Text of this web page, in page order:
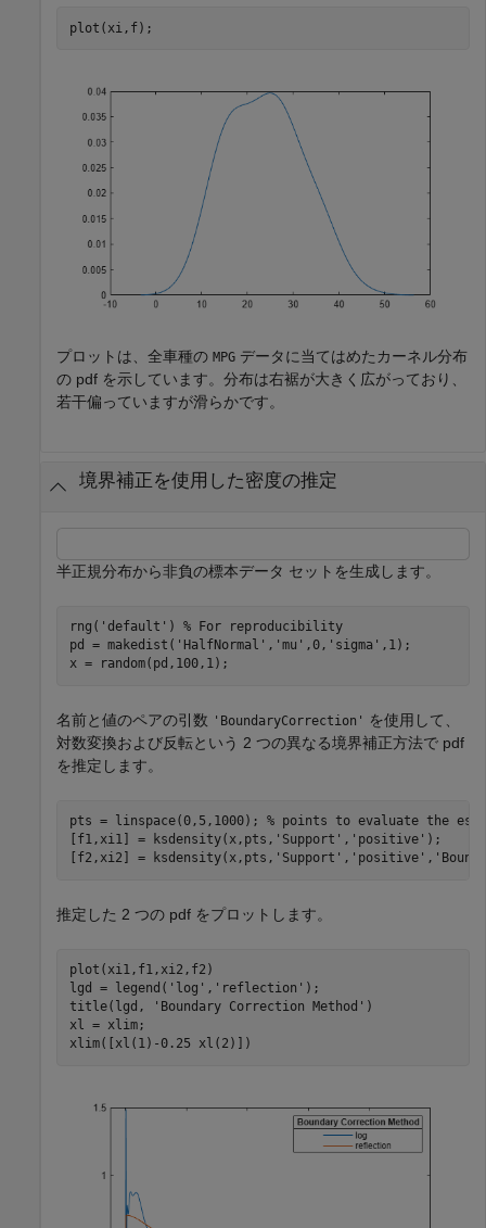
plot(xi,f);
プロットは、全車種の MPG データに当てはめたカーネル分布
の pdf を示しています。分布は右裾が大きく広がっており、
若干偏っていますが滑らかです。
境界補正を使用した密度の推定
半正規分布から非負の標本データ セットを生成します。
rng( 'default' ) % For reproducibility
pd = makedist( 'HalfNormal' , 'mu' ,0, 'sigma' ,1);
x = random(pd,100,1);
名前と値のペアの引数 'BoundaryCorrection'
を使用して、
対数変換および反転という 2 つの異なる境界補正方法で pdf
を推定します。
pts = linspace(0,5,1000); % points to evaluate the
[f1,xi1] = ksdensity(x,pts, 'Support' , 'positive' );
[f2,xi2] = ksdensity(x,pts, 'Support' , 'positive' ,
推定した 2 つの pdf をプロットします。
plot(xi1,f1,xi2,f2)
lgd = legend( 'log' , 'reflection' );
title(lgd,
'Boundary Correction Method' )
xl = xlim;
xlim([xl(1)-0.25 xl(2)])